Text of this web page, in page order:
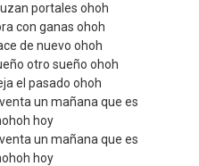
portales ohoh
con ganas ohoh
de nuevo ohoh
otro sueño ohoh
el pasado ohoh
un mañana que es
hoy
un mañana que es
hoy